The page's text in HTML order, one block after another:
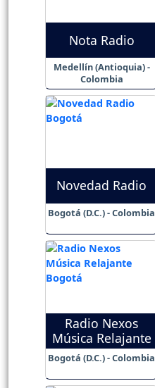
Nota Radio
Medellín (Antioquia) -
Colombia
Novedad Radio
Bogotá (D.C.) - Colombia
Radio Nexos
Música Relajante
Bogotá (D.C.) - Colombia